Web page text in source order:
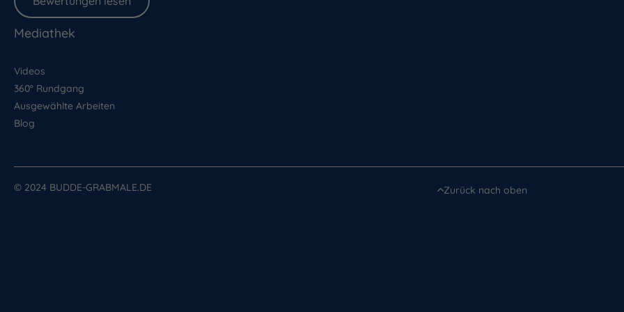
Mediathek
Videos
360° Rundgang
Ausgewählte Arbeiten
Blog
© 2024 BUDDE-GRABMALE.DE Zurück nach oben